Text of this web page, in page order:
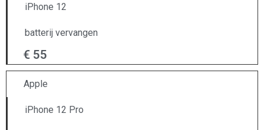
iPhone 12
batterij vervangen
€ 55
Apple
iPhone 12 Pro